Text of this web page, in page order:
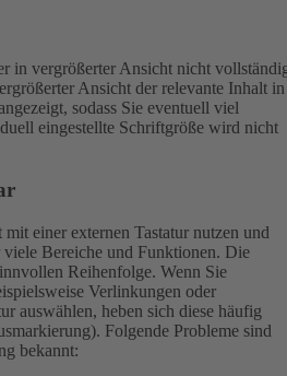
in vergrößerter Ansicht nicht
Ansicht der relevante Inhalt in
sodass Sie eventuell viel
eingestellte Schriftgröße wird nicht
einer externen Tastatur nutzen und
Bereiche und Funktionen. Die
Reihenfolge. Wenn Sie
Verlinkungen oder
auswählen, heben sich diese häufig
Folgende Probleme sind
bekannt: